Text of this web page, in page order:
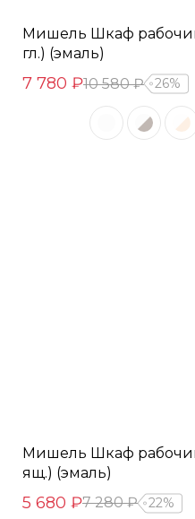
Мишель Шкаф
гл.) (эмаль)
7 780 ₽10 580 ₽ 26%
Мишель Шкаф
ящ.) (эмаль)
5 680 ₽7 280 ₽ 22%